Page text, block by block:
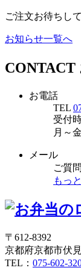
ご注文お待ちし
お知らせ一覧へ
CONTACT
お電話
TEL
受付
月～金
メール
ご質
もっ
〒612-8392
京都府京都市伏
TEL： 075-602-